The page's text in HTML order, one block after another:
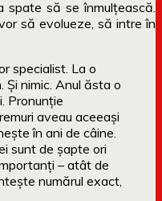
spate să se înmulțească.
să evolueze, să intre în
specialist. La o
Şi nimic. Anul ăsta o
Pronunţie
aveau aceeaşi
în ani de câine.
sunt de şapte ori
– atât de
numărul exact,